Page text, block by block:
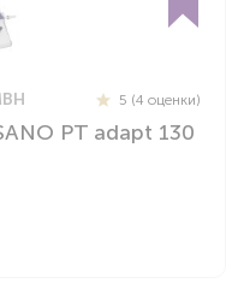
5 (4 оценки)
PT adapt 130